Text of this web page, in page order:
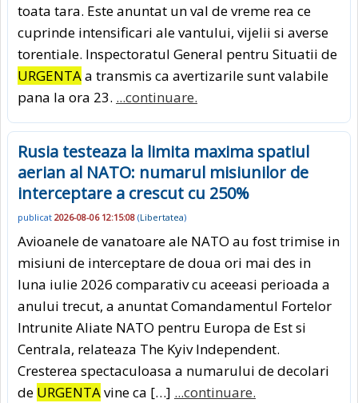
toata tara. Este anuntat un val de vreme rea ce
cuprinde intensificari ale vantului, vijelii si averse
torentiale. Inspectoratul General pentru Situatii de
URGENTAa transmis ca avertizarile sunt valabile
pana la ora 23. ...continuare.
Rusia testeaza la limita maxima spatiul
aerian al NATO: numarul misiunilor de
interceptare a crescut cu 250%
publicat 2026-08-06 12:15:08 (Libertatea)
Avioanele de vanatoare ale NATO au fost trimise in
misiuni de interceptare de doua ori mai des in
luna iulie 2026 comparativ cu aceeasi perioada a
anului trecut, a anuntat Comandamentul Fortelor
Intrunite Aliate NATO pentru Europa de Est si
Centrala, relateaza The Kyiv Independent.
Cresterea spectaculoasa a numarului de decolari
de URGENTAvine ca […] ...continuare.